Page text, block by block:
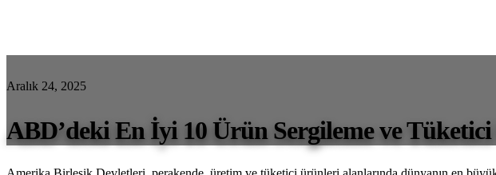
Aralık 24, 2025
ABD’deki En İyi 10 Ürün Sergileme ve